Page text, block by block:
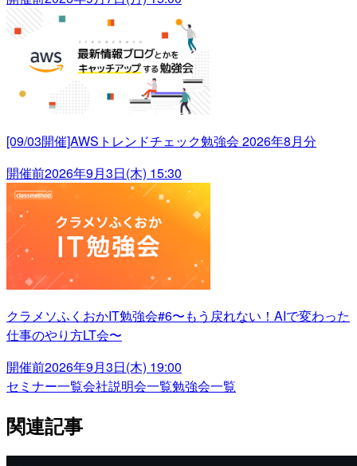
[09/03開催]AWSトレンドチェック勉強会 2026年8月分
開催前2026年9月3日(木) 15:30
クラメソふくおかIT勉強会#6〜もう戻れない！AIで変わった
仕事のやり方LT会〜
開催前2026年9月3日(木) 19:00
セミナー一覧会社説明会一覧勉強会一覧
関連記事